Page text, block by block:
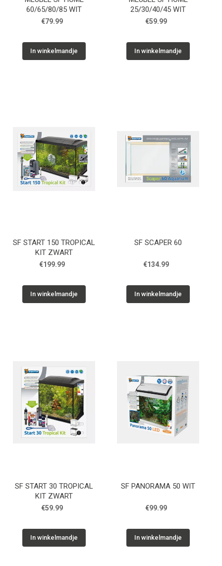
60/65/80/85 WIT
€79.99
In winkelmandje
25/30/40/45 WIT
€59.99
In winkelmandje
SF START 150 TROPICAL
KIT ZWART
€199.99
In winkelmandje
SF SCAPER 60
€134.99
In winkelmandje
SF START 30 TROPICAL
KIT ZWART
€59.99
In winkelmandje
SF PANORAMA 50 WIT
€99.99
In winkelmandje